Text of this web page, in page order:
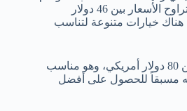
والحجز. على سبيل المثال، تتراوح الأسعار بين 46 دولار
هناك خيارات متنوعة لتناسب
شاليه “أبهى باراديس” يبدأ من 80 دولار أمريكي، وهو مناسب
مسبقاً للحصول على أفضل